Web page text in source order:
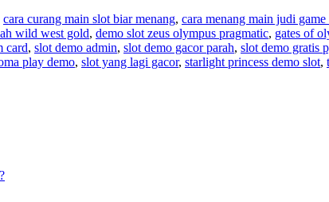
cara curang main slot biar menang, cara menang main judi game
wild west gold, demo slot zeus olympus pragmatic, gates of
card, slot demo admin, slot demo gacor parah, slot demo gratis
play demo, slot yang lagi gacor, starlight princess demo slot,